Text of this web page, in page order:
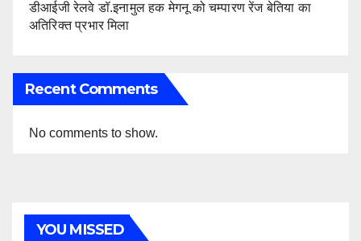
डीआईजी रेलवे डॉ.इनामुल हक मेगनू को चम्पारण रेंज बेतिया का
अतिरिक्त प्रभार मिला
Recent Comments
No comments to show.
YOU MISSED